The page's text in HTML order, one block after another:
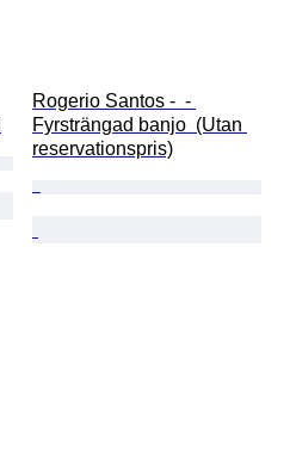
Rogerio Santos -  -
Fyrsträngad banjo  (Utan
reservationspris)